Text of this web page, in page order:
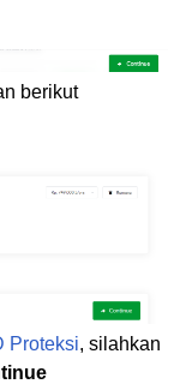
berikut
Proteksi, silahkan